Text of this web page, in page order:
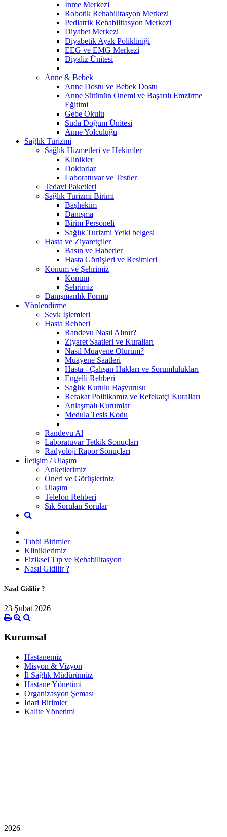
İnme Merkezi
Robotik Rehabilitasyon Merkezi
Pediatrik Rehabilitasyon Merkezi
Diyabet Merkezi
Diyabetik Ayak Polikliniği
EEG ve EMG Merkezi
Diyaliz Ünitesi
Anne & Bebek
Anne Dostu ve Bebek Dostu
Anne Sütünün Önemi ve Başarılı Emzirme
Eğitimi
Gebe Okulu
Suda Doğum Ünitesi
Anne Yolculuğu
Sağlık Turizmi
Sağlık Hizmetleri ve Hekimler
Klinikler
Doktorlar
Laboratuvar ve Testler
Tedavi Paketleri
Sağlık Turizmi Birimi
Başhekim
Danışma
Birim Personeli
Sağlık Turizmi Yetki belgesi
Hasta ve Ziyaretçiler
Basın ve Haberler
Hasta Görüşleri ve Resimleri
Konum ve Şehrimiz
Konum
Şehrimiz
Danışmanlık Formu
Yönlendirme
Sevk İşlemleri
Hasta Rehberi
Randevu Nasıl Alınır?
Ziyaret Saatleri ve Kuralları
Nasıl Muayene Olurum?
Muayene Saatleri
Hasta - Çalışan Hakları ve Sorumlulukları
Engelli Rehberi
Sağlık Kurulu Başvurusu
Refakat Politikamız ve Refekatçi Kuralları
Anlaşmalı Kurumlar
Medula Tesis Kodu
Randevu Al
Laboratuvar Tetkik Sonuçları
Radyoloji Rapor Sonuçları
İletişim / Ulaşım
Anketlerimiz
Öneri ve Görüşleriniz
Ulaşım
Telefon Rehberi
Sık Sorulan Sorular
Tıbbi Birimler
Kliniklerimiz
Fiziksel Tıp ve Rehabilitasyon
Nasıl Gidilir ?
Nasıl Gidilir ?
23 Şubat 2026
Kurumsal
Hastanemiz
Misyon & Vizyon
İl Sağlık Müdürümüz
Hastane Yönetimi
Organizasyon Şeması
İdari Birimler
Kalite Yönetimi
2026